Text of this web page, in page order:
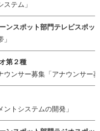
テム」
ンスポット部門テレビスポッ
第２種
ウンサー募集「アナウンサー
ントシステムの開発」